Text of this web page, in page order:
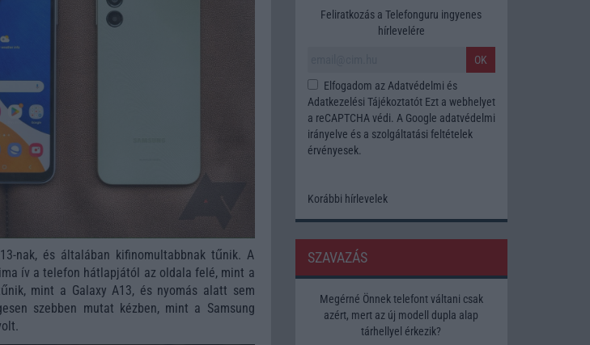
nak, és általában kifinomultabbnak tűnik. A
ív a telefon hátlapjától az oldala felé, mint a
mint a Galaxy A13, és nyomás alatt sem
szebben mutat kézben, mint a Samsung
Feliratkozás a Telefonguru ingyenes
hírlevelére
OK
Elfogadom az Adatvédelmi és
Adatkezelési TájékoztatótEzt a webhelyet
a reCAPTCHA védi. A Google adatvédelmi
irányelve és a szolgáltatási feltételek
érvényesek.
Korábbi hírlevelek
SZAVAZÁS
Megérné Önnek telefont váltani csak
azért, mert az új modell dupla alap
tárhellyel érkezik?